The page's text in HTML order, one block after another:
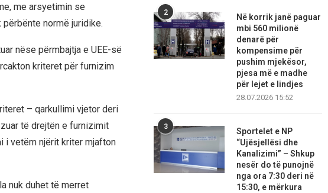
me arsyetimin se
normë juridike.
nëse përmbajtja e UEE-së
kriteret për furnizim
– qarkullimi vjetor deri
të drejtën e furnizimit
i vetëm njërit kriter mjafton
nuk duhet të merret
2
Në korrik janë paguar
mbi 560 milionë
denarë për
kompensime për
pushim mjekësor,
pjesa më e madhe
për lejet e lindjes
28.07.2026 15:52
3
Sportelet e NP
“Ujësjellësi dhe
Kanalizimi” – Shkup
nesër do të punojnë
nga ora 7:30 deri në
15:30, e mërkura